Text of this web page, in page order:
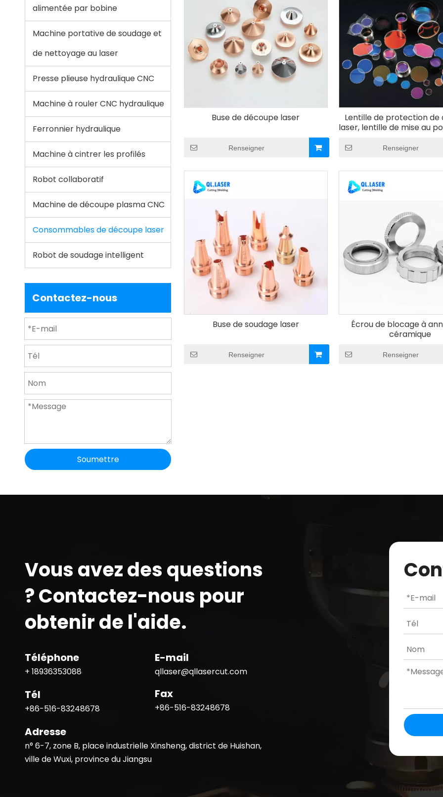
alimentée par bobine
Machine portative de soudage et
de nettoyage au laser
Presse plieuse hydraulique CNC
Machine à rouler CNC hydraulique
Ferronnier hydraulique
Machine à cintrer les profilés
Robot collaboratif
Machine de découpe plasma CNC
Consommables de découpe laser
Robot de soudage intelligent
Contactez-nous
Soumettre
Buse de découpe laser
Renseigner
Lentille de protection de
laser, lentille de mise au
Renseigner
Buse de soudage laser
Renseigner
Écrou de blocage à
céramique
Renseigner
Vous avez des questions
? Contactez-nous pour
obtenir de l'aide.
Téléphone
+ 18936353088
Tél
+86-516-83248678
E-mail
qllaser@qllasercut.com
Fax
+86-516-83248678
Adresse
n° 6-7, zone B, place industrielle Xinsheng, district de Huishan,
ville de Wuxi, province du Jiangsu